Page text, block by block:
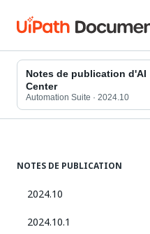
Notes de publication d'AI
Center
Automation Suite · 2024.10
NOTES DE PUBLICATION
2024.10
2024.10.1